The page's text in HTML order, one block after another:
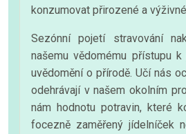
konzumovat přirozené a
Sezónní pojetí stravování
našemu vědomému přístupu
uvědomění o přírodě. Učí nás
odehrávají v našem okolním
nám hodnotu potravin, které
focezně zaměřený jídelníček